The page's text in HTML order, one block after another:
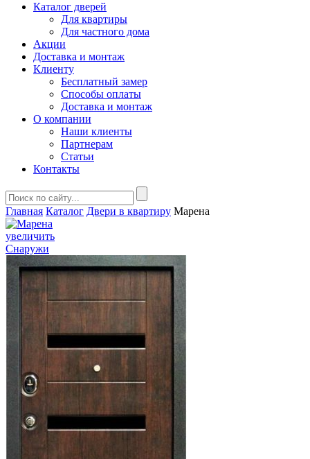
Каталог дверей
Для квартиры
Для частного дома
Акции
Доставка и монтаж
Клиенту
Бесплатный замер
Способы оплаты
Доставка и монтаж
О компании
Наши клиенты
Партнерам
Статьи
Контакты
Главная Каталог Двери в квартиру Марена
увеличить
Снаружи